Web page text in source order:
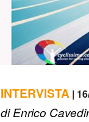
INTERVISTA |
di Enrico